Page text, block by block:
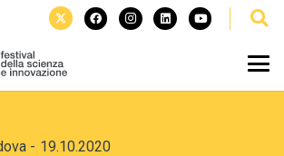
- 19.10.2020